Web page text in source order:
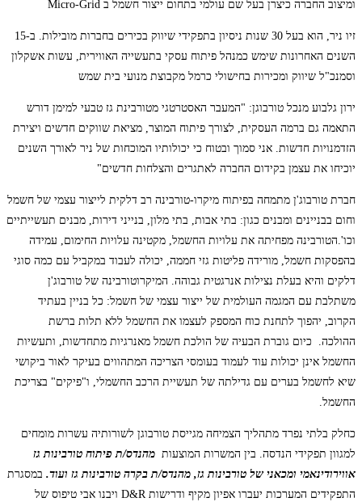
ומיצוב החברה כיצרן בעל שם עולמי בתחום ייצור חשמל ב Micro-Grid
זיו ניר, הוא בעל 30 שנות ניסיון בתפקידי שיווק בכירים בחברות מובילות. ב-15
השנים האחרונות שימש כמנהל פיתוח עסקי בתעשייה האווירית, עשות אשקלון
וסמנכ"ל שיווק ומכירות בחישולי כרמל מקבוצת מנועי בית שמש
ירון גלבוע מנכל טורבוגן: "המעבר האסטרטגי מטורבינת גז טבעי למימן דורש
התאמה גם ברמה העסקית, לצורך פיתוח המוצר, מציאת שווקים חדשים ויצירת
הזדמנויות חדשות. אני סמוך ובטוח כי יכולותיו המוכחות של ניר לאורך השנים
יוכיחו את עצמן בקידום החברה לאתגרים והצלחות חדשים"
חברת טורבוג'ן מתמחה בפיתוח מיקרו-טורבינה רב דלקית לייצור עצמי של חשמל
וחום בבניינים ומבנים כגון: בתי אבות, בתי מלון, בנייני דירות, מבנים תעשייתיים
וכו'.הטורבינה מפחיתה את עלויות החשמל, מקטינה עלויות החימום, עמידה
בהפסקות חשמל, מורידה פליטות גזי חממה, יכולה לעבוד במקביל עם כמה סוגי
דלקים והיא בעלת נצילות אנרגטית גבוהה. המיקרוטורבינה של טורבוג'ן
משתלבת עם המגמה העולמית של ייצור עצמי של חשמל: כל בניין בעתיד
הקרוב, יהפוך לתחנת כוח המספק לעצמו את החשמל ללא תלות ברשת
ההולכה. כיום גוברת הבעיה של הולכת חשמל מאנרגיות מתחדשות, ותעשיות
החשמל אינן יכולות עוד לעמוד בעומסי הצריכה המתהווים בעיקר לאור ביקושי
שיא לחשמל בערים עם גדילתה של תעשיית הרכב החשמלי, ו"פיקים" בצריכת
החשמל.
כחלק בלתי נפרד מתהליך הצמיחה מגייסת טורבוגן לשורותיה עשרות מומחים
למגוון תפקידי הנדסה. בין המשרות המוצעות מהנדס/ת פיתוח טורבינות גז
אווירודינאמי ומכאני של טורבינות גז, מהנדס/ת בקרה טורבינות גז ועוד. במסגרת
התפקידים המערכות יעברו אפיון מקיף ודרישות D&R ויבנו אבי טיפוס של